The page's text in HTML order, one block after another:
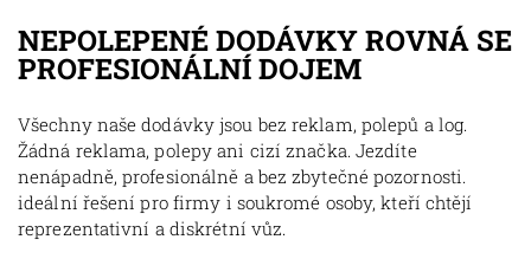
NEPOLEPENÉ DODÁVKY ROVNÁ SE
PROFESIONÁLNÍ DOJEM
Všechny naše dodávky jsou bez reklam, polepů a log.
Žádná reklama, polepy ani cizí značka. Jezdíte
nenápadně, profesionálně a bez zbytečné pozornosti.
ideální řešení pro firmy i soukromé osoby, kteří chtějí
reprezentativní a diskrétní vůz.